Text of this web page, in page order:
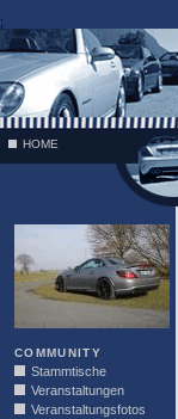
;
HOME
COMMUNITY
Stammtische
Veranstaltungen
Veranstaltungsfotos